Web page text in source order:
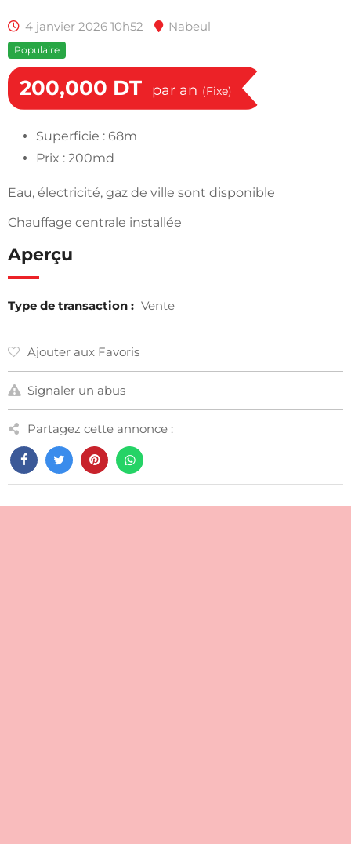
4 janvier 2026 10h52 Nabeul
Populaire
200,000 DT par an (Fixe)
Superficie : 68m
Prix : 200md
Eau, électricité, gaz de ville sont disponible
Chauffage centrale installée
Aperçu
Type de transaction : Vente
Ajouter aux Favoris
Signaler un abus
Partagez cette annonce :